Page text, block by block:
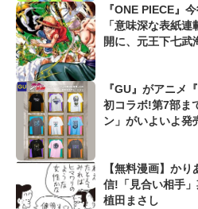
『ONE PIECE』
「意味深な表紙
開に、元王下七武
『GU』がアニメ
初コラボ!第7部ま
ン」がいよいよ発
【無料漫画】か
信!「見合い相手
植田まさし